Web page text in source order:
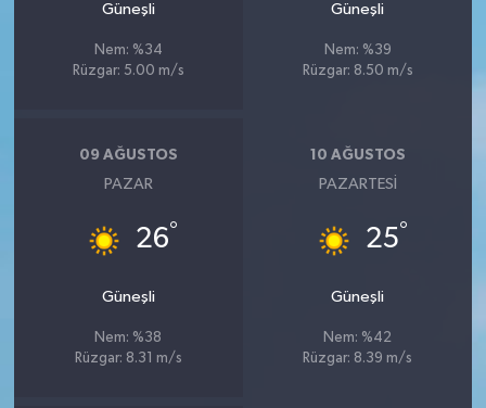
Güneşli
Nem: %34
Rüzgar: 5.00 m/s
Güneşli
Nem: %39
Rüzgar: 8.50 m/s
09 AĞUSTOS
PAZAR
26°
Güneşli
Nem: %38
Rüzgar: 8.31 m/s
10 AĞUSTOS
PAZARTESI
25°
Güneşli
Nem: %42
Rüzgar: 8.39 m/s